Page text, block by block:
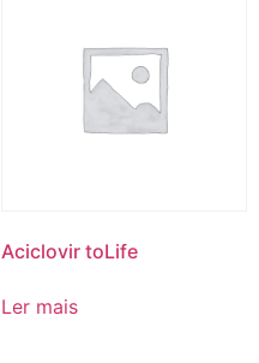
Aciclovir toLife
Ler mais